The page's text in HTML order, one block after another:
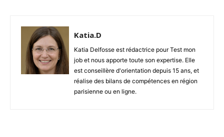
Katia.D
Katia Delfosse est rédactrice pour Test mon
job et nous apporte toute son expertise. Elle
est conseillère d'orientation depuis 15 ans, et
réalise des bilans de compétences en région
parisienne ou en ligne.